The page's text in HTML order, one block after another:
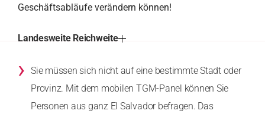
Geschäftsabläufe verändern können!
Landesweite Reichweite
› Sie müssen sich nicht auf eine bestimmte Stadt oder
Provinz. Mit dem mobilen TGM-Panel können Sie
Personen aus ganz El Salvador befragen. Das